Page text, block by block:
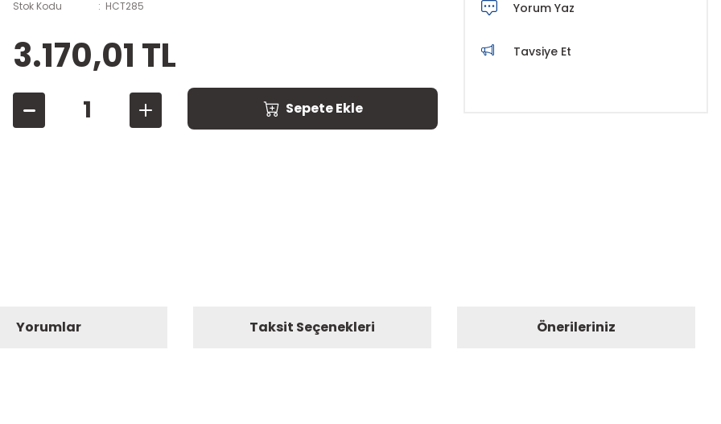
Stok Kodu
HCT285
3.170,01 TL
Sepete Ekle
Yorum Yaz
Tavsiye Et
Yorumlar Taksit Seçenekleri Önerileriniz